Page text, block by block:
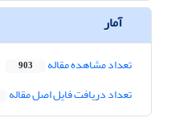
آمار
تعداد مشاهده مقاله 903
تعداد دریافت فایل اصل مقاله